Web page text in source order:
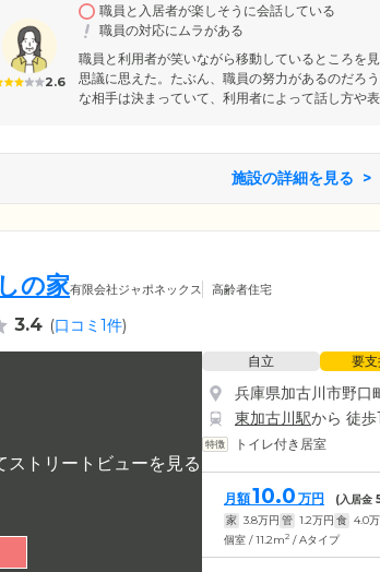
優先に考えています。明るくて居心地のよい環境で、
2.6
職員と入居者が楽しそうに会話している
職員の対応にムラがある
職員と利用者が笑いながら移動しているところを
思議に思えた。たぶん、職員の努力があるのだろ
な相手は決まっていて、利用者によって話し方や表
施設の詳細を見る
の家有限会社ジャポネックス 高齢者住宅
3.4 (口コミ1件)
自立 要支
兵庫県加古川市野口
東加古川駅から 徒
トイレ付き居室
月額10.0 万円 (入居金
家 3.8万円 管 1.2万円 食 4.0
個室 / 11.2m2 / Aタイプ